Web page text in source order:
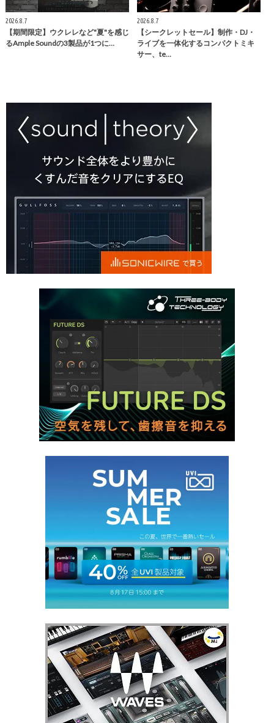
2026.8.7
【期間限定】ウクレレなど"夏"を感じ
るAmple Soundの3製品が1つに…
2026.8.7
【シークレットセール】制作・DJ・
ライブを一体化するコンパクトミキ
サー、te…